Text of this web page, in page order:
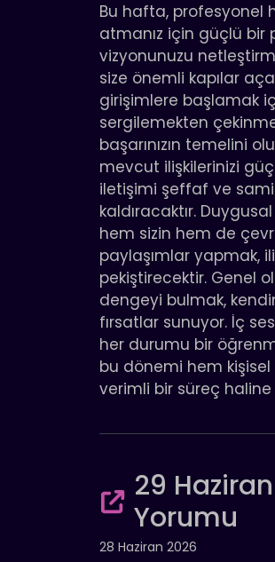
Bu hafta, profesyonel
atmanız için güçlü bir
vizyonunuzu
size önemli kapılar
girişimlere başlamak
sergilemekten
başarınızın temelini
mevcut ilişkilerinizi
iletişimi şeffaf ve
kaldıracaktır.
hem sizin hem de
paylaşımlar yapmak,
pekiştirecektir. Genel
dengeyi bulmak,
fırsatlar sunuyor. İç
her durumu bir
bu dönemi hem
verimli bir süreç haline
29
Yorumu
28 Haziran 2026